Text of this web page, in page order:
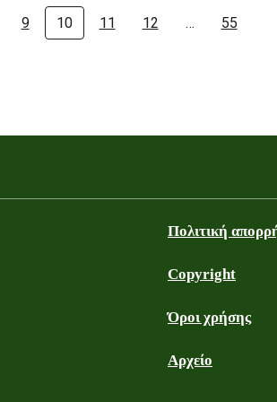
9 10 11 12 … 55
Πολιτική
Copyright
Όροι χρήσης
Αρχείο